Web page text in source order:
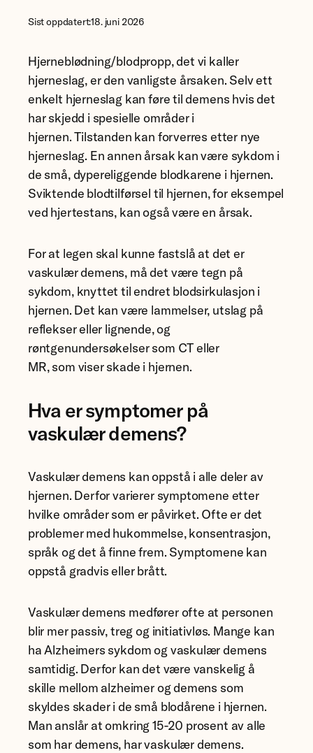
Sist oppdatert:18. juni 2026
Hjerneblødning/blodpropp, det vi kaller
hjerneslag, er den vanligste årsaken. Selv ett
enkelt hjerneslag kan føre til demens hvis det
har skjedd i spesielle områder i
hjernen. Tilstanden kan forverres etter nye
hjerneslag. En annen årsak kan være sykdom i
de små, dypereliggende blodkarene i hjernen.
Sviktende blodtilførsel til hjernen, for eksempel
ved hjertestans, kan også være en årsak.
For at legen skal kunne fastslå at det er
vaskulær demens, må det være tegn på
sykdom, knyttet til endret blodsirkulasjon i
hjernen. Det kan være lammelser, utslag på
reflekser eller lignende, og
røntgenundersøkelser som CT eller
MR, som viser skade i hjernen.
Hva er symptomer på
vaskulær demens?
Vaskulær demens kan oppstå i alle deler av
hjernen. Derfor varierer symptomene etter
hvilke områder som er påvirket. Ofte er det
problemer med hukommelse, konsentrasjon,
språk og det å finne frem. Symptomene kan
oppstå gradvis eller brått.
Vaskulær demens medfører ofte at personen
blir mer passiv, treg og initiativløs. Mange kan
ha Alzheimers sykdom og vaskulær demens
samtidig. Derfor kan det være vanskelig å
skille mellom alzheimer og demens som
skyldes skader i de små blodårene i hjernen.
Man anslår at omkring 15-20 prosent av alle
som har demens, har vaskulær demens.